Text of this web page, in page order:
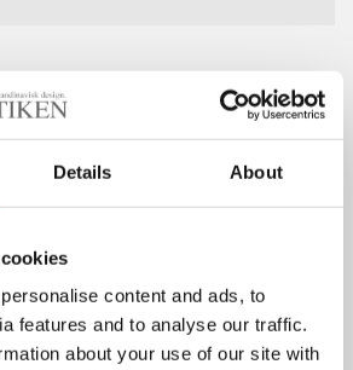
Details About
content and ads, to
features and to analyse our traffic.
about your use of our site with
287923